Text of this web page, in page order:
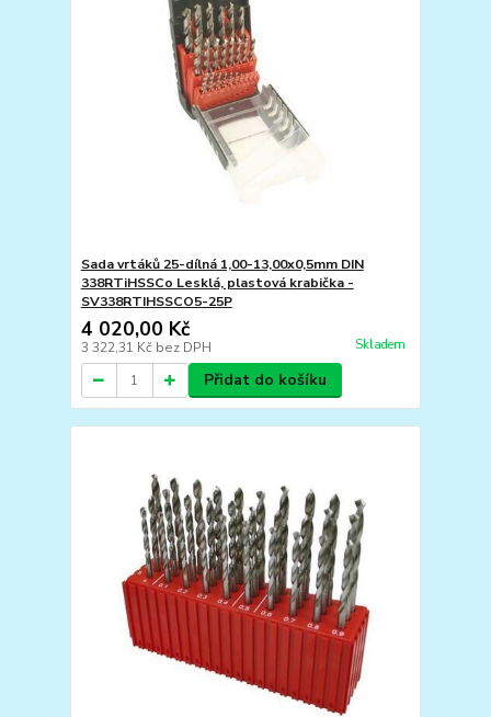
Sada vrtáků 25-dílná 1,00-13,00x0,5mm DIN
338RTiHSSCo Lesklá, plastová krabička -
SV338RTIHSSCO5-25P
4 020,00 Kč
3 322,31 Kč bez DPH Skladem
Přidat do košíku